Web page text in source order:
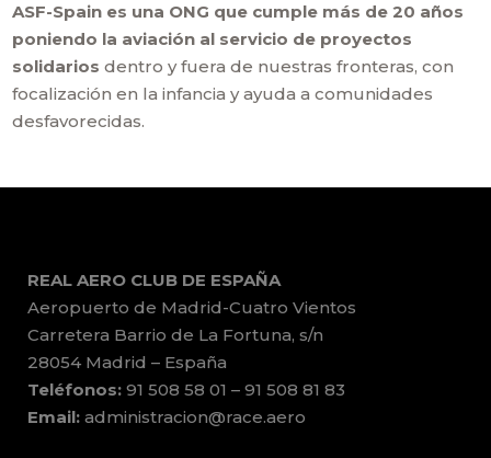
ASF-Spain es una ONG que cumple más de 20 años
poniendo la aviación al servicio de proyectos
solidarios dentro y fuera de nuestras fronteras, con
focalización en la infancia y ayuda a comunidades
desfavorecidas.
REAL AERO CLUB DE ESPAÑA
Aeropuerto de Madrid-Cuatro Vientos
Carretera Barrio de La Fortuna, s/n
28054 Madrid – España
Teléfonos: 91 508 58 01 – 91 508 81 83
Email: administracion@race.aero